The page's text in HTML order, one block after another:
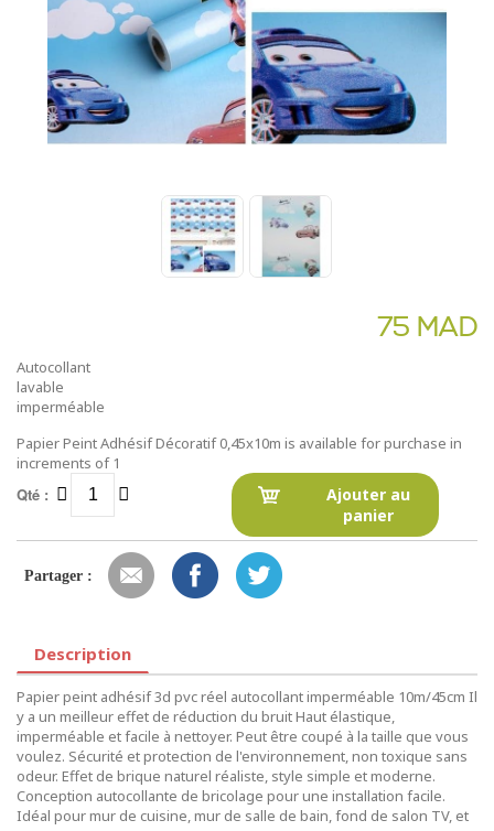
75 MAD
Autocollant
lavable
imperméable
Papier Peint Adhésif Décoratif 0,45x10m is available for purchase in
increments of 1
Qté :
Ajouter au
panier
Partager :
Description
Papier peint adhésif 3d pvc réel autocollant imperméable 10m/45cm Il
y a un meilleur effet de réduction du bruit Haut élastique,
imperméable et facile à nettoyer. Peut être coupé à la taille que vous
voulez. Sécurité et protection de l'environnement, non toxique sans
odeur. Effet de brique naturel réaliste, style simple et moderne.
Conception autocollante de bricolage pour une installation facile.
Idéal pour mur de cuisine, mur de salle de bain, fond de salon TV, et